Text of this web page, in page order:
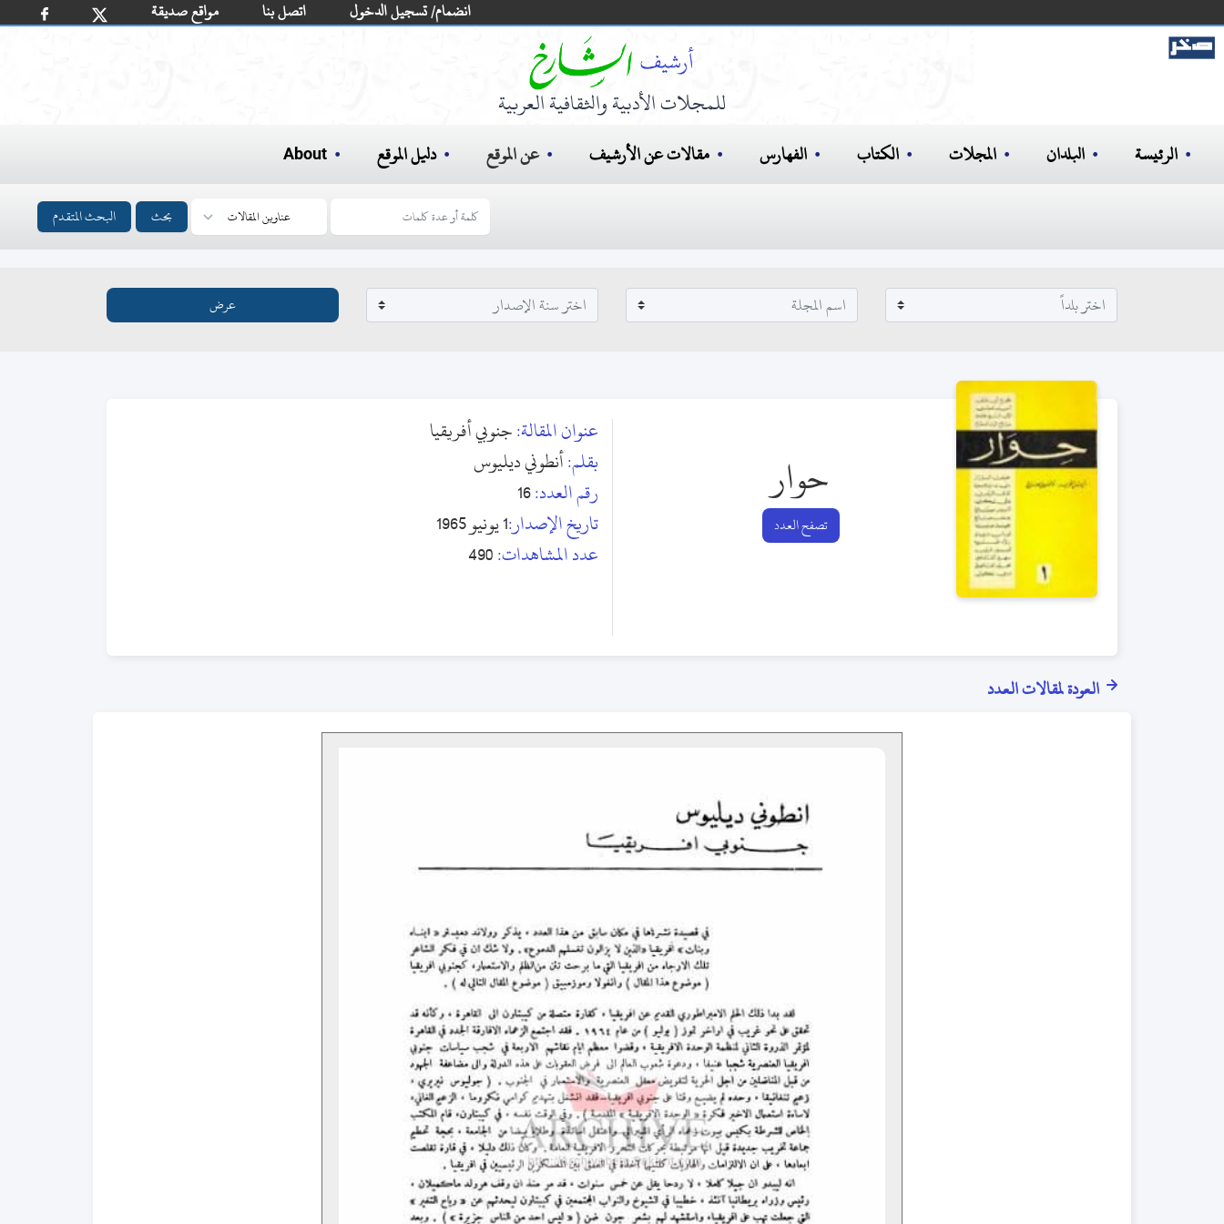
مواقع صديقة اتصل بنا انضمام/ تسجيل الدخول
للمجلات الأدبية والثقافية العربية
الرئيسة البلدان المجلات الكتاب الفهارس مقالات عن الأرشيف عن الموقع دليل الموقع About
بحث البحث المتقدم
حوار
تصفح العدد
عنوان المقالة:جنوبي أفريقيا
بقلم:أنطوني ديليوس
رقم العدد:16
تاريخ الإصدار:1 يونيو 1965
عدد المشاهدات:490
العودة لمقالات العدد